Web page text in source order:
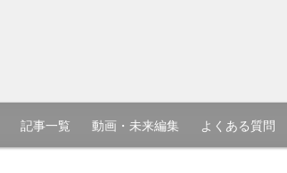
記事一覧 動画・未来編集 よくある質問